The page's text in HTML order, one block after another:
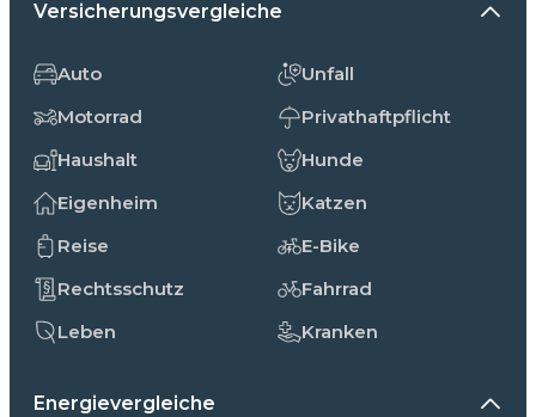
Versicherungsvergleiche
Auto
Motorrad
Haushalt
Eigenheim
Reise
Rechtsschutz
Leben
Unfall
Privathaftpflicht
Hunde
Katzen
E-Bike
Fahrrad
Kranken
Energievergleiche